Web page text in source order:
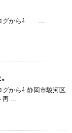
ログから⇩ ...
から⇩ 静岡市駿河区
...